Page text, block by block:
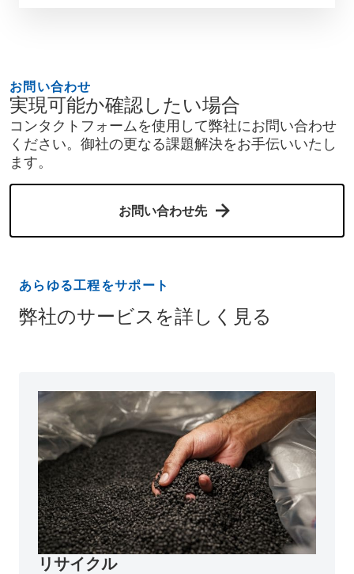
お問い合わせ
実現可能か確認したい場合
コンタクトフォームを使用して弊社にお問い合わせ
ください。御社の更なる課題解決をお手伝いいたし
ます。
お問い合わせ先
あらゆる工程をサポート
弊社のサービスを詳しく見る
リサイクル